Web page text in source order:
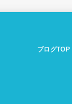
ブログTOP